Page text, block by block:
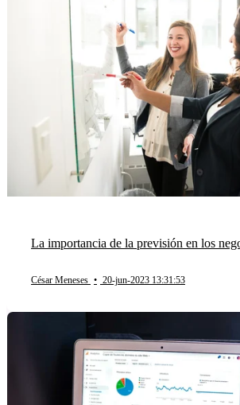
La importancia de la previsión en los
César Meneses • 20-jun-2023 13:31:53